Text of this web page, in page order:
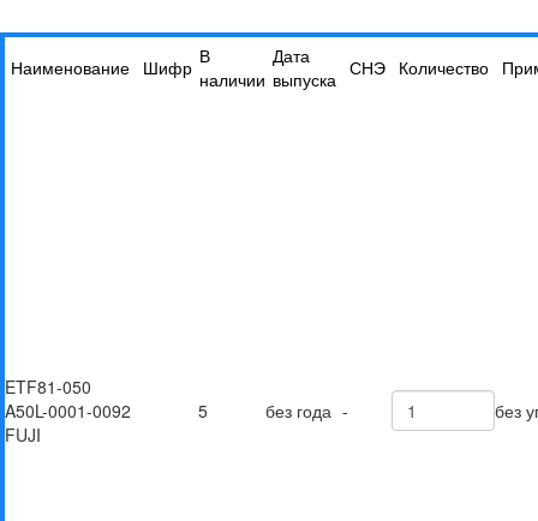
Наименование Шифр В
наличии
Дата
выпуска СНЭ Количество
ETF81-050
A50L-0001-0092
FUJI
5 без года - без